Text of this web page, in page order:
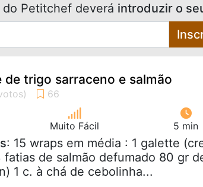
do Petitchef deverá introduzir o
de trigo sarraceno e salmão
Muito Fácil 5 min
: 15 wraps em média : 1 galette
fatias de salmão defumado 80 gr
1 c. à chá de cebolinha...